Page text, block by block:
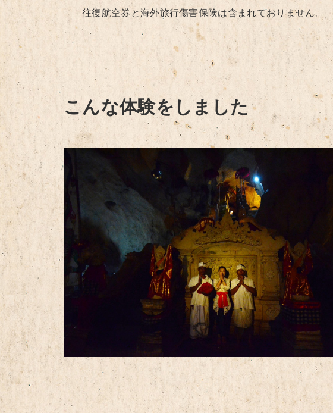
往復航空券と海外旅行傷害保険は含まれておりません。
こんな体験をしました